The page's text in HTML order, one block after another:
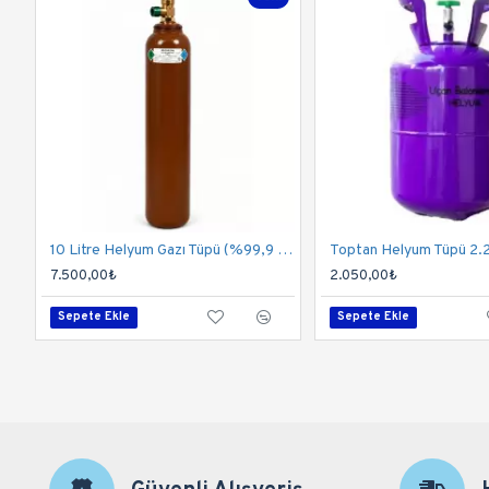
10 Litre Helyum Gazı Tüpü (%99,9 Saflık) | 130-150 Balon Kapasitesi
7.500,00₺
Sepete Ekle
Toptan Helyum Tüpü
2.050,00₺
Sepete Ekle